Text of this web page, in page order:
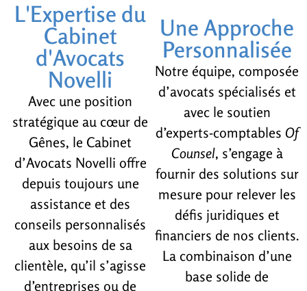
L'Expertise du
Cabinet
d'Avocats
Novelli
Avec une position
stratégique au cœur de
Gênes, le Cabinet
d’Avocats Novelli offre
depuis toujours une
assistance et des
conseils personnalisés
aux besoins de sa
clientèle, qu’il s’agisse
d’entreprises ou de
Une Approche
Personnalisée
Notre équipe, composée
d’avocats spécialisés et
avec le soutien
d’experts-comptables Of
Counsel, s’engage à
fournir des solutions sur
mesure pour relever les
défis juridiques et
financiers de nos clients.
La combinaison d’une
base solide de